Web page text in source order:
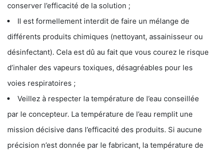
conserver l’efficacité de la solution ;
Il est formellement interdit de faire un mélange de
différents produits chimiques (nettoyant, assainisseur ou
désinfectant). Cela est dû au fait que vous courez le risque
d’inhaler des vapeurs toxiques, désagréables pour les
voies respiratoires ;
Veillez à respecter la température de l’eau conseillée
par le concepteur. La température de l’eau remplit une
mission décisive dans l’efficacité des produits. Si aucune
précision n’est donnée par le fabricant, la température de